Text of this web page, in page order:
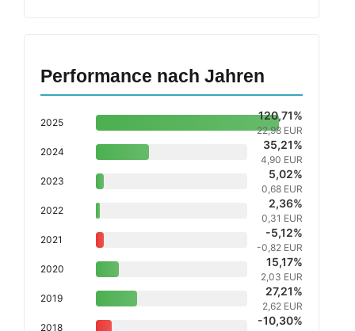
Performance nach Jahren
2025
120,71%
22,98 EUR
2024
35,21%
4,90 EUR
2023
5,02%
0,68 EUR
2022
2,36%
0,31 EUR
2021
-5,12%
-0,82 EUR
2020
15,17%
2,03 EUR
2019
27,21%
2,62 EUR
2018
-10,30%